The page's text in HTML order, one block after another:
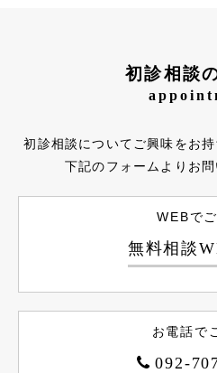
初診相談
初診相談についてご興味をお
下記のフォームよりお問
WEBで
無料相談
お電話で
092-